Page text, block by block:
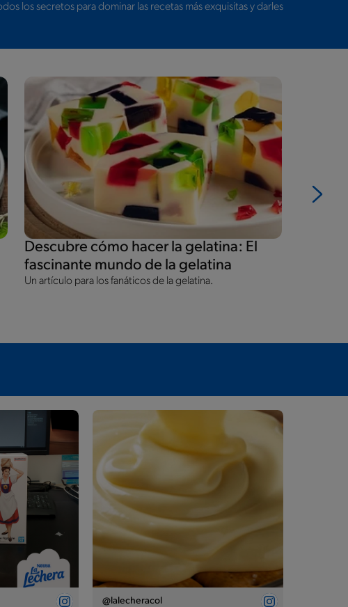
los secretos para dominar las recetas más exquisitas y darles
Descubre cómo hacer la gelatina: El
fascinante mundo de la gelatina
Un artículo para los fanáticos de la gelatina.
@lalecheracol